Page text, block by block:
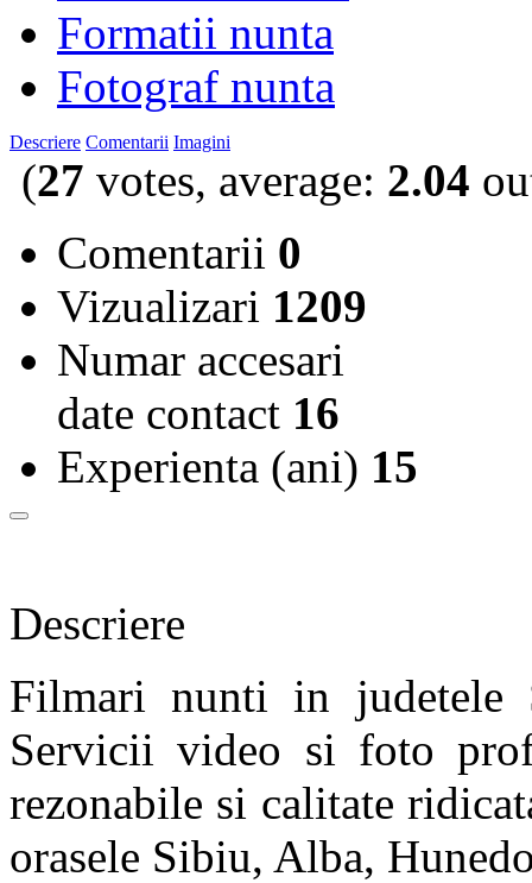
Formatii nunta
Fotograf nunta
Descriere Comentarii Imagini
(27 votes, average: 2.04
Comentarii 0
Vizualizari 1209
Numar accesari
date contact 16
Experienta (ani) 15
Descriere
Filmari nunti in
Servicii video si foto
rezonabile si calitate
orasele Sibiu, Alba,